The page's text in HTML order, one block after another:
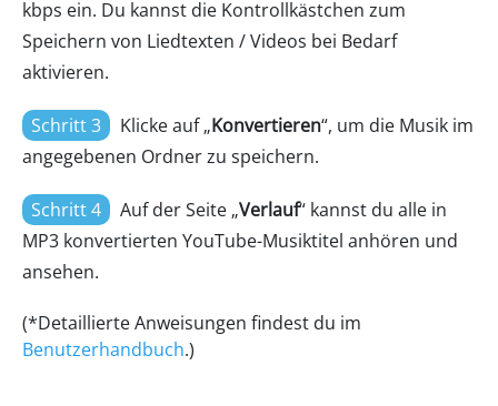
kbps ein. Du kannst die Kontrollkästchen zum
Speichern von Liedtexten / Videos bei Bedarf
aktivieren.
Schritt 3 Klicke auf „Konvertieren“, um die Musik im
angegebenen Ordner zu speichern.
Schritt 4 Auf der Seite „Verlauf“ kannst du alle in
MP3 konvertierten YouTube-Musiktitel anhören und
ansehen.
(*Detaillierte Anweisungen findest du im
Benutzerhandbuch.)